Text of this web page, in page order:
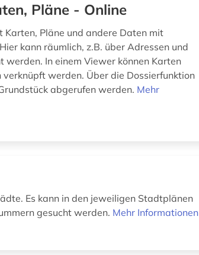
Pläne - Online
Pläne und andere Daten mit
kann räumlich, z.B. über Adressen und
werden. In einem Viewer können Karten
werden. Über die Dossierfunktion
abgerufen werden. Mehr
Es kann in den jeweiligen Stadtplänen
gesucht werden. Mehr Informationen